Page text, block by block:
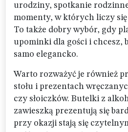
urodziny, spotkanie
momenty, w których liczy
To także dobry wybór, gdy
upominki dla gości i chcesz,
samo elegancko.
Warto rozważyć je również
stołu i prezentach
czy słoiczków. Butelki z
zawieszką prezentują się
przy okazji stają się